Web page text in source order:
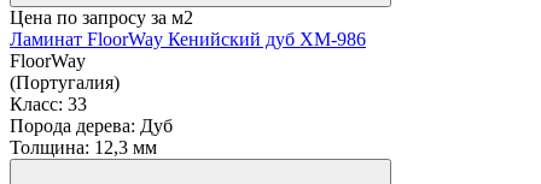
Цена по запросу за м2
Ламинат FloorWay Кенийский дуб XM-986
FloorWay
(Португалия)
Класс: 33
Порода дерева: Дуб
Толщина: 12,3 мм